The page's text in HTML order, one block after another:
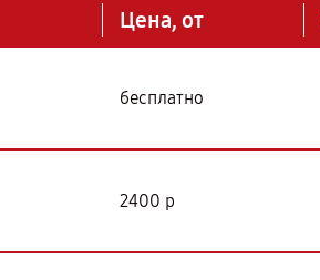
Цена, от
бесплатно
2400 р